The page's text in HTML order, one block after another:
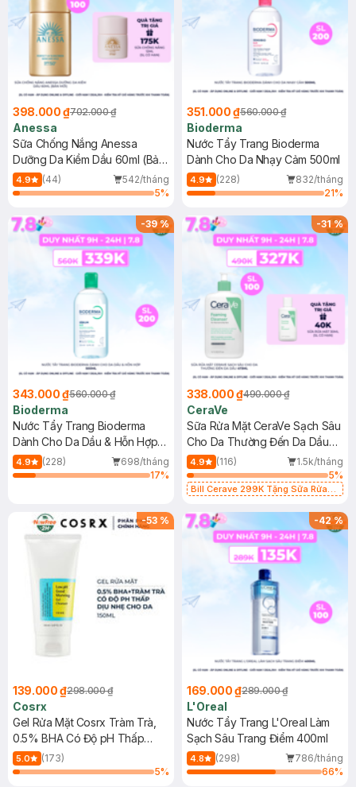
398.000 ₫702.000 ₫
Anessa
Sữa Chống Nắng Anessa
Dưỡng Da Kiềm Dầu 60ml (Bản
Mới)
4.9 (44)
542/tháng
5%
351.000 ₫560.000 ₫
Bioderma
Nước Tẩy Trang Bioderma
Dành Cho Da Nhạy Cảm 500ml
4.9 (228)
832/tháng
21%
-39%
343.000 ₫560.000 ₫
Bioderma
Nước Tẩy Trang Bioderma
Dành Cho Da Dầu & Hỗn Hợp
500ml
4.9 (228)
698/tháng
17%
-31%
338.000 ₫490.000 ₫
CeraVe
Sữa Rửa Mặt CeraVe Sạch Sâu
Cho Da Thường Đến Da Dầu
473ml
4.9 (116)
1.5k/tháng
5%
Bill Cerave 299K Tặng Sữa Rửa
-53 %
139.000 ₫298.000 ₫
Cosrx
Gel Rửa Mặt Cosrx Tràm Trà,
0.5% BHA Có Độ pH Thấp
150ml
5.0
(173)
5%
-42%
169.000 ₫289.000 ₫
L'Oreal
Nước Tẩy Trang L'Oreal Làm
Sạch Sâu Trang Điểm 400ml
4.8 (298)
786/tháng
66%